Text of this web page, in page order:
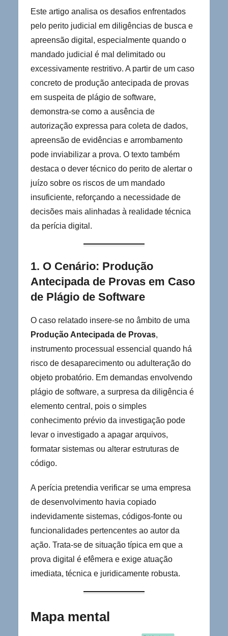
Este artigo analisa os desafios enfrentados
pelo perito judicial em diligências de busca e
apreensão digital, especialmente quando o
mandado judicial é mal delimitado ou
excessivamente restritivo. A partir de um caso
concreto de produção antecipada de provas
em suspeita de plágio de software,
demonstra-se como a ausência de
autorização expressa para coleta de dados,
apreensão de evidências e arrombamento
pode inviabilizar a prova. O texto também
destaca o dever técnico do perito de alertar o
juízo sobre os riscos de um mandado
insuficiente, reforçando a necessidade de
decisões mais alinhadas à realidade técnica
da perícia digital.
1. O Cenário: Produção
Antecipada de Provas em Caso
de Plágio de Software
O caso relatado insere-se no âmbito de uma
Produção Antecipada de Provas,
instrumento processual essencial quando há
risco de desaparecimento ou adulteração do
objeto probatório. Em demandas envolvendo
plágio de software, a surpresa da diligência é
elemento central, pois o simples
conhecimento prévio da investigação pode
levar o investigado a apagar arquivos,
formatar sistemas ou alterar estruturas de
código.
A perícia pretendia verificar se uma empresa
de desenvolvimento havia copiado
indevidamente sistemas, códigos-fonte ou
funcionalidades pertencentes ao autor da
ação. Trata-se de situação típica em que a
prova digital é efêmera e exige atuação
imediata, técnica e juridicamente robusta.
Mapa mental